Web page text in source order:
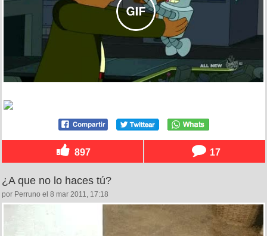
897 17
¿A que no lo haces tú?
por Perruno el 8 mar 2011, 17:18